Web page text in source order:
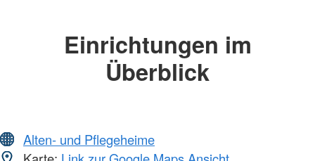
Einrichtungen im
Überblick
Alten- und Pflegeheime